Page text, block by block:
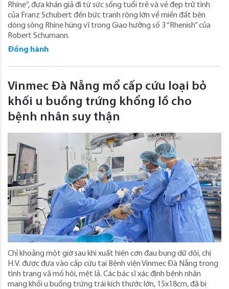
Rhine”, đưa khán giả đi từ sức sống tuổi trẻ và vẻ đẹp trữ tình
của Franz Schubert đến bức tranh rộng lớn về miền đất bên
dòng sông Rhine hùng vĩ trong Giao hưởng số 3 “Rhenish” của
Robert Schumann.
Đồng hành
Vinmec Đà Nẵng mổ cấp cứu loại bỏ
khối u buồng trứng khổng lồ cho
bệnh nhân suy thận
Chỉ khoảng một giờ sau khi xuất hiện cơn đau bụng dữ dội, chị
H.V. được đưa vào cấp cứu tại Bệnh viện Vinmec Đà Nẵng trong
tình trạng vã mồ hôi, mệt lả. Các bác sĩ xác định bệnh nhân
mang khối u buồng trứng trái kích thước lớn, 15x18cm, đã bị